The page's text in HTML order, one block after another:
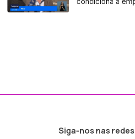
Siga-nos nas